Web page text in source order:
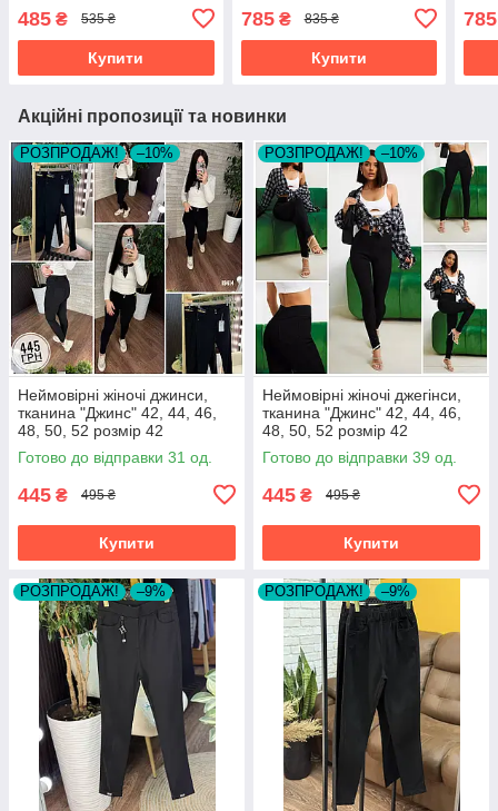
485 ₴ 535 ₴
Купити
785₴ 835 ₴
Купити
785
Акційні пропозиції та новинки
РОЗПРОДАЖ! –10%
Неймовірні жіночі джинси,
тканина "Джинс" 42, 44, 46,
48, 50, 52 розмір 42
Готово до відправки 31 од.
445 ₴ 495 ₴
Купити
РОЗПРОДАЖ! –10%
Неймовірні жіночі джегінси,
тканина "Джинс" 42, 44, 46,
48, 50, 52 розмір 42
Готово до відправки 39 од.
445 ₴ 495 ₴
Купити
РОЗПРОДАЖ! –9% РОЗПРОДАЖ! –9%